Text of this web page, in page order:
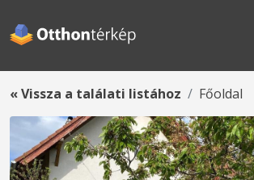
« Vissza a találati listához Főoldal